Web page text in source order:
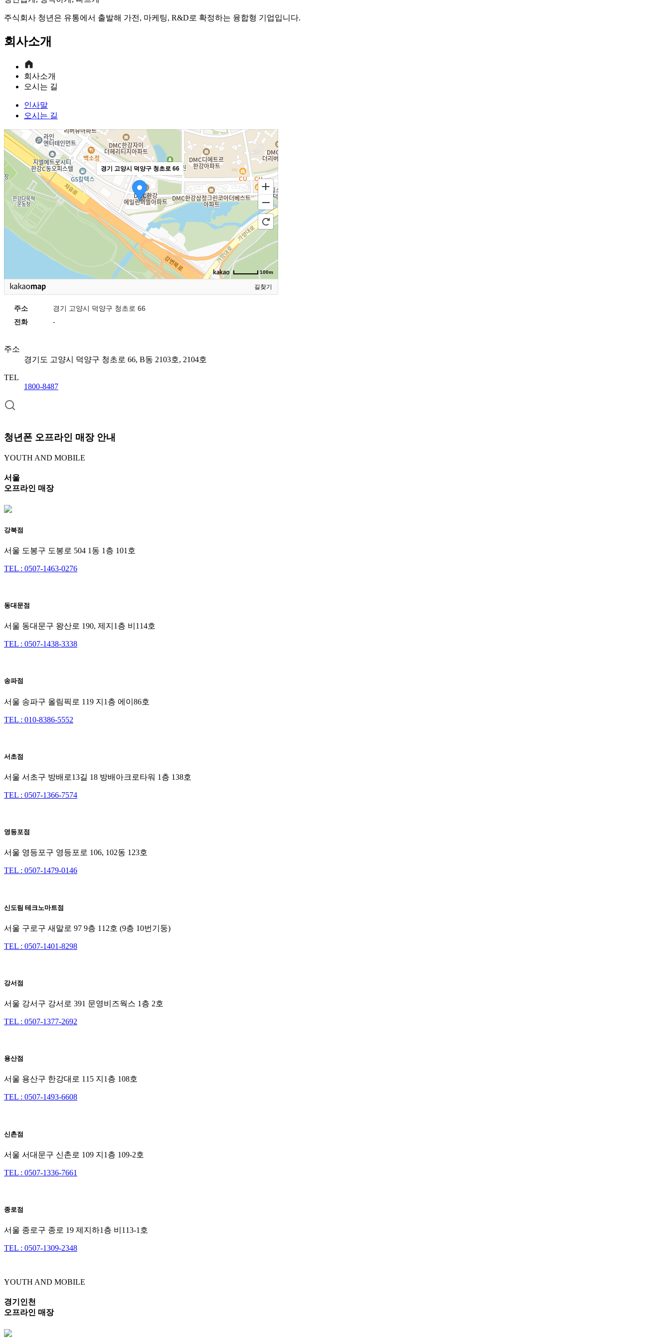
주식회사 청년은 유통에서 출발해 가전, 마케팅, R&D로 확정하는 융합형 기업입니다.
회사소개
회사소개
오시는 길
인사말
오시는 길
경기 고양시 덕양구 청초로 66
100m
길찾기
주소
경기 고양시 덕양구 청초로 66
전화
-
주소
경기도 고양시 덕양구 청초로 66, B동 2103호, 2104호
TEL
1800-8487
청년폰 오프라인 매장 안내
YOUTH AND MOBILE
서울
오프라인 매장
강북점
서울 도봉구 도봉로 504 1동 1층 101호
TEL : 0507-1463-0276
동대문점
서울 동대문구 왕산로 190, 제지1층 비114호
TEL : 0507-1438-3338
송파점
서울 송파구 올림픽로 119 지1층 에이86호
TEL : 010-8386-5552
서초점
서울 서초구 방배로13길 18 방배아크로타워 1층 138호
TEL : 0507-1366-7574
영등포점
서울 영등포구 영등포로 106, 102동 123호
TEL : 0507-1479-0146
신도림 테크노마트점
서울 구로구 새말로 97 9층 112호 (9층 10번기둥)
TEL : 0507-1401-8298
강서점
서울 강서구 강서로 391 문영비즈웍스 1층 2호
TEL : 0507-1377-2692
용산점
서울 용산구 한강대로 115 지1층 108호
TEL : 0507-1493-6608
신촌점
서울 서대문구 신촌로 109 지1층 109-2호
TEL : 0507-1336-7661
종로점
서울 종로구 종로 19 제지하1층 비113-1호
TEL : 0507-1309-2348
YOUTH AND MOBILE
경기인천
오프라인 매장